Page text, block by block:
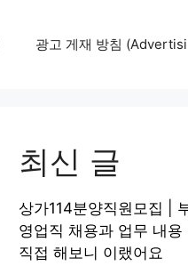
광고 게재 방침
최신 글
상가114분양직원모집 |
영업직 채용과 업무 내용
직접 해보니 이랬어요